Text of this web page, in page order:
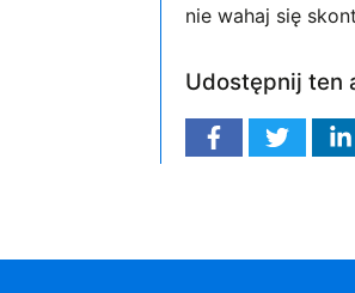
nie wahaj się
Udostępnij ten